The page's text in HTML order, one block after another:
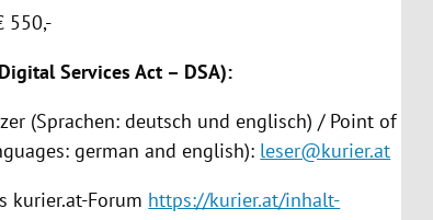
550,-
Services Act – DSA):
(Sprachen: deutsch und englisch) / Point of
german and english): leser@kurier.at
kurier.at-Forum https://kurier.at/inhalt-